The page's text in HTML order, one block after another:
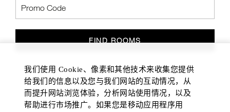
FIND ROOMS
我们使用 Cookie、像素和其他技术来收集您提供
给我们的信息以及您与我们网站的互动情况，从
而提升网站浏览体验，分析网站使用情况，以及
帮助进行市场推广。如果您是移动应用程序用